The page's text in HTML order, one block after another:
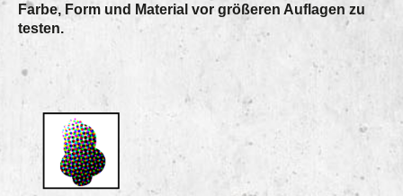
Farbe, Form und Material vor größeren Auflagen zu
testen.